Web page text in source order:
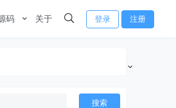
码 关于 登录 注册
搜索